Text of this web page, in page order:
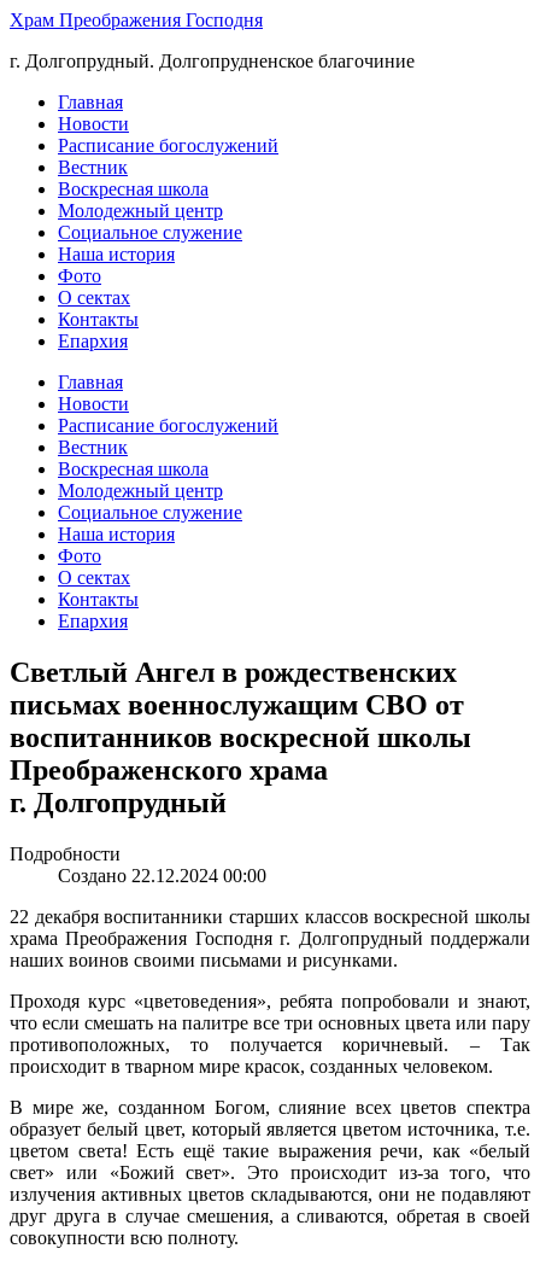
Храм Преображения Господня
г. Долгопрудный. Долгопрудненское благочиние
Главная
Новости
Расписание богослужений
Вестник
Воскресная школа
Молодежный центр
Социальное служение
Наша история
Фото
О сектах
Контакты
Епархия
Главная
Новости
Расписание богослужений
Вестник
Воскресная школа
Молодежный центр
Социальное служение
Наша история
Фото
О сектах
Контакты
Епархия
Светлый Ангел в рождественских
письмах военнослужащим СВО от
воспитанников воскресной школы
Преображенского храма
г. Долгопрудный
Подробности
Создано 22.12.2024 00:00
22 декабря воспитанники старших классов воскресной школы
храма Преображения Господня г. Долгопрудный поддержали
наших воинов своими письмами и рисунками.
Проходя курс «цветоведения», ребята попробовали и знают,
что если смешать на палитре все три основных цвета или пару
противоположных, то получается коричневый. – Так
происходит в тварном мире красок, созданных человеком.
В мире же, созданном Богом, слияние всех цветов спектра
образует белый цвет, который является цветом источника, т.е.
цветом света! Есть ещё такие выражения речи, как «белый
свет» или «Божий свет». Это происходит из-за того, что
излучения активных цветов складываются, они не подавляют
друг друга в случае смешения, а сливаются, обретая в своей
совокупности всю полноту.